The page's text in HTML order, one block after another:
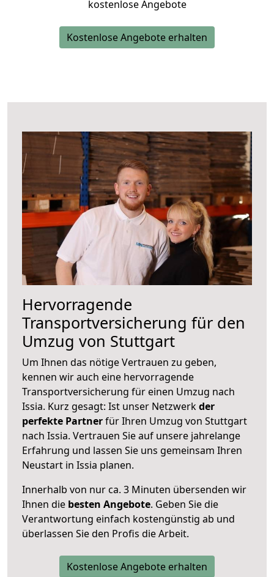
kostenlose Angebote
Kostenlose Angebote erhalten
Hervorragende
Transportversicherung für den
Umzug von Stuttgart
Um Ihnen das nötige Vertrauen zu geben,
kennen wir auch eine hervorragende
Transportversicherung für einen Umzug nach
Issia. Kurz gesagt: Ist unser Netzwerkder
perfekte Partnerfür Ihren Umzug von Stuttgart
nach Issia. Vertrauen Sie auf unsere jahrelange
Erfahrung und lassen Sie uns gemeinsam Ihren
Neustart in Issia planen.
Innerhalb von nur ca. 3 Minuten übersenden wir
Ihnen die besten Angebote. Geben Sie die
Verantwortung einfach kostengünstig ab und
überlassen Sie den Profis die Arbeit.
Kostenlose Angebote erhalten